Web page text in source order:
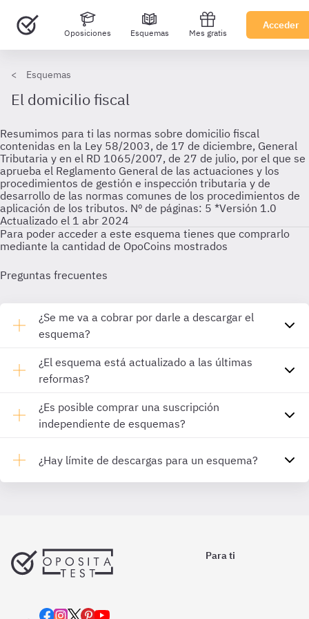
Oposiciones Esquemas Mes gratis
Acceder
Esquemas
El domicilio fiscal
Resumimos para ti las normas sobre domicilio fiscal
contenidas en la Ley 58/2003, de 17 de diciembre, General
Tributaria y en el RD 1065/2007, de 27 de julio, por el que se
aprueba el Reglamento General de las actuaciones y los
procedimientos de gestión e inspección tributaria y de
desarrollo de las normas comunes de los procedimientos de
aplicación de los tributos. Nº de páginas: 5 *Versión 1.0
Actualizado el 1 abr 2024
Para poder acceder a este esquema tienes que comprarlo
mediante la cantidad de OpoCoins mostrados
Preguntas frecuentes
¿Se me va a cobrar por darle a descargar el
esquema?
¿El esquema está actualizado a las últimas
reformas?
¿Es posible comprar una suscripción
independiente de esquemas?
¿Hay límite de descargas para un esquema?
Para ti